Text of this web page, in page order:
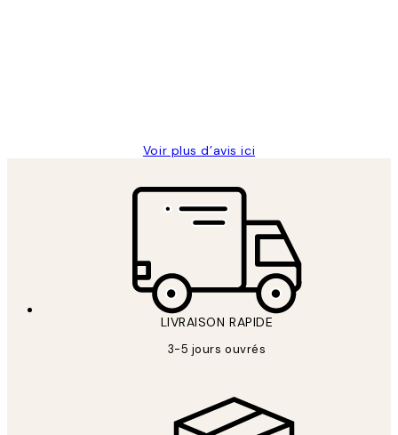
Voir plus d’avis ici
LIVRAISON RAPIDE
3-5 jours ouvrés